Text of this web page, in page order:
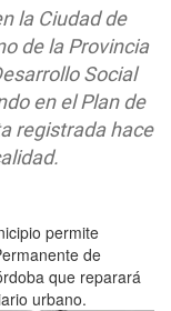
la Ciudad de
de la Provincia
Social
en el Plan de
registrada hace
permite
de
que reparará
urbano.